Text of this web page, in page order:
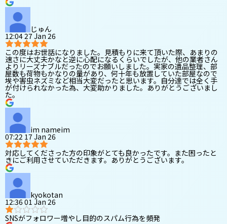
じゅん
12:04 27 Jan 26
この度はお世話になりました。見積もりに来て頂いた際、あまりの
速さに大丈夫かなと逆に心配になるくらいでしたが、他の業者さん
よりリーズナブルだったのでお願いしました。実家の遺品整理、部
屋数も荷物もかなりの量があり、何十年も放置していた部屋なので
埃や害虫ネズミなど相当大変だったと思います。自分達では全く手
が付けられなかった為、大変助かりました。ありがとうございまし
た。
im nameim
07:22 17 Jan 26
対応してくださった方の印象がとても良かったです。また困ったと
きにご利用させていただきます。ありがとうございます。
kyokotan
12:36 01 Jan 26
SNSがフォロワー増やし目的のスパム行為を頻発